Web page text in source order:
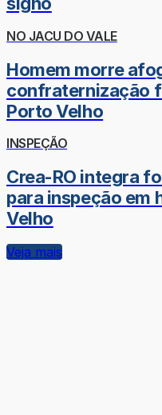
NO JACU DO VALE
Homem morre
confraternização
Porto Velho
INSPEÇÃO
Crea-RO integra
para inspeção em
Velho
Veja mais